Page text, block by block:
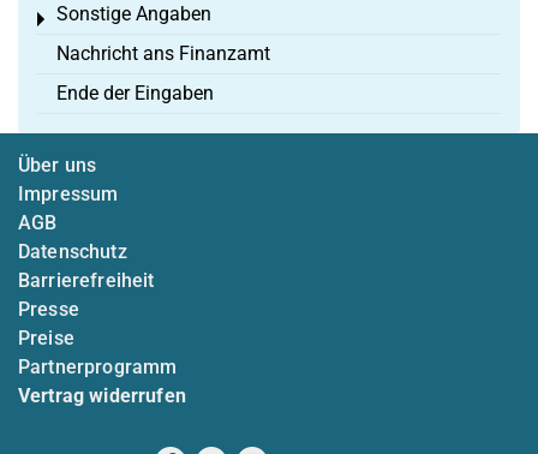
Sonstige Angaben
Toggle menu
Nachricht ans Finanzamt
Ende der Eingaben
Über uns
Impressum
AGB
Datenschutz
Barrierefreiheit
Presse
Preise
Partnerprogramm
Vertrag widerrufen